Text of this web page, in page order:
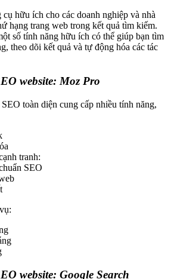
hữu ích cho các doanh nghiệp và nhà
hạng trang web trong kết quả tìm kiếm.
số tính năng hữu ích có thể giúp bạn tìm
theo dõi kết quả và tự động hóa các tác
website: Moz Pro
toàn diện cung cấp nhiều tính năng,
tranh:
SEO
website: Google Search